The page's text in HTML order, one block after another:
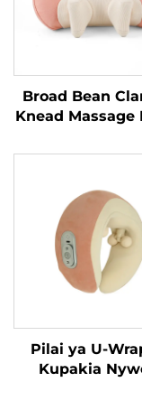
Broad Bean
Knead Massage
Pilai ya U-
Kupakia